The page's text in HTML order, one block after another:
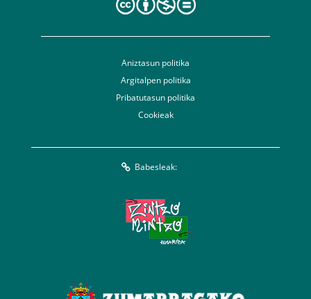
Aniztasun politika
Argitalpen politika
Pribatutasun politika
Cookieak
Babesleak: